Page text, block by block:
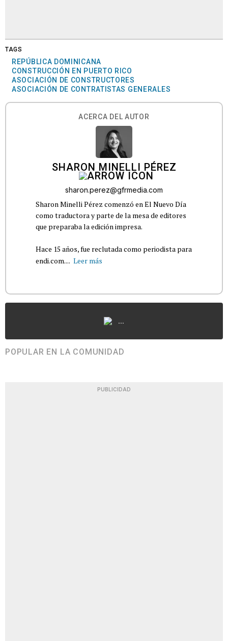
TAGS
REPÚBLICA DOMINICANA
CONSTRUCCIÓN EN PUERTO RICO
ASOCIACIÓN DE CONSTRUCTORES
ASOCIACIÓN DE CONTRATISTAS GENERALES
ACERCA DEL AUTOR
SHARON MINELLI PÉREZ
sharon.perez@gfrmedia.com
Sharon Minelli Pérez comenzó en El Nuevo Día
como traductora y parte de la mesa de editores
que preparaba la edición impresa.
Hace 15 años, fue reclutada como periodista para
endi.com.... Leer más
...
POPULAR EN LA COMUNIDAD
PUBLICIDAD